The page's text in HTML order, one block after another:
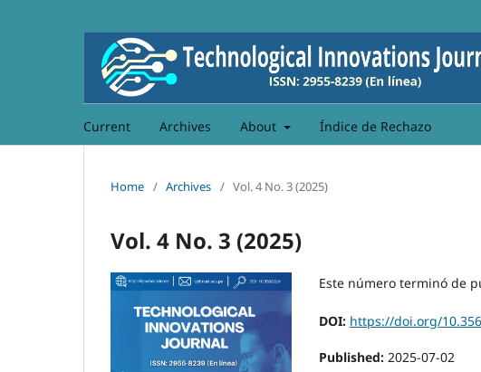
Current Archives About Índice de Rechazo
Home / Archives / Vol. 4 No. 3 (2025)
Vol. 4 No. 3 (2025)
Este número terminó de
DOI: https://doi.org/
Published: 2025-07-02